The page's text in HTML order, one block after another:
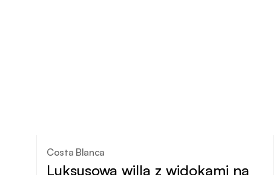
Costa Blanca
Luksusowa willa z widokami na